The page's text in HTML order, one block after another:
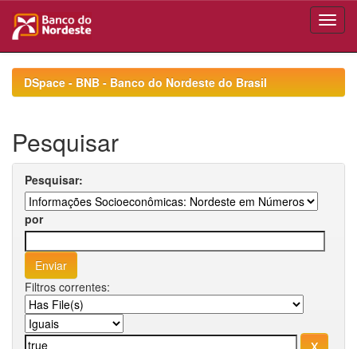
navigationDSpace - BNB - Banco do Nordeste do Brasil
Pesquisar
Pesquisar:
por
Filtros correntes: